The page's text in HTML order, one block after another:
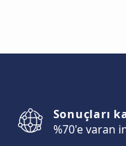
Sonuçları
%70'e varan